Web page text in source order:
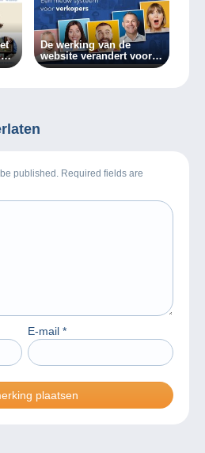
De werking van de
website verandert voor
verkopers op Delcampe!
published. Required fields are
E-mail *